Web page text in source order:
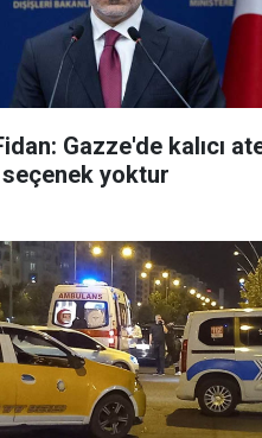
Gazze'de kalıcı
seçenek yoktur